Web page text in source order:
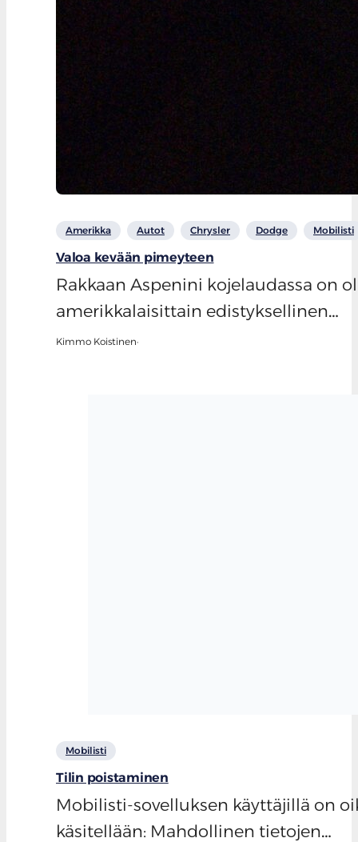
Amerikka Autot Chrysler Dodge Mobilisti
Valoa kevään pimeyteen
Rakkaan Aspenini kojelaudassa
amerikkalaisittain edistyksellinen…
Kimmo Koistinen·
Mobilisti
Tilin poistaminen
Mobilisti-sovelluksen käyttäjillä on
käsitellään: Mahdollinen tietojen…